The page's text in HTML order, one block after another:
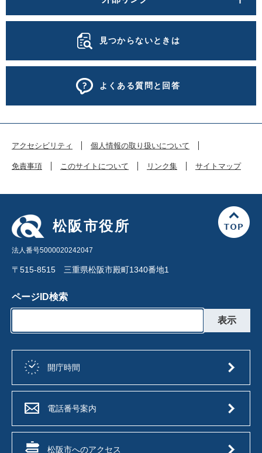
見つからないときは
よくある質問と回答
アクセシビリティ 個人情報の取り扱いについて
免責事項 このサイトについて リンク集 サイトマップ
松阪市役所
法人番号5000020242047
〒515-8515 三重県松阪市殿町1340番地1
ページID検索
開庁時間
電話番号案内
松阪市へのアクセス